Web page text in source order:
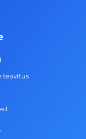
teavitus